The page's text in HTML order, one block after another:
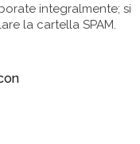
integralmente; si
la cartella SPAM.